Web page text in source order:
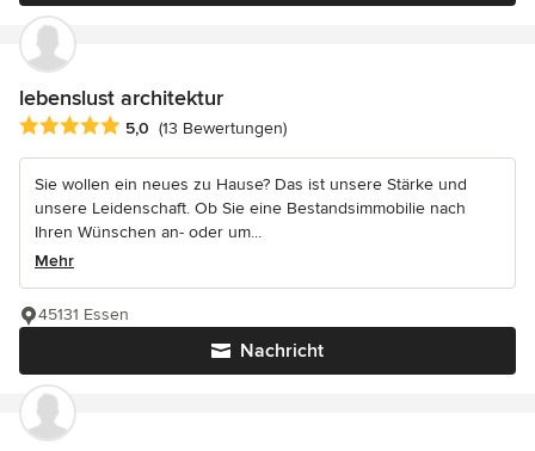
lebenslust architektur
Durchschnittliche Bewertung: 5 von 5 Sternen
5,0 (13 Bewertungen)
Sie wollen ein neues zu Hause? Das ist unsere Stärke und
unsere Leidenschaft. Ob Sie eine Bestandsimmobilie nach
Ihren Wünschen an- oder um...
Mehr
Nachricht
45131 Essen